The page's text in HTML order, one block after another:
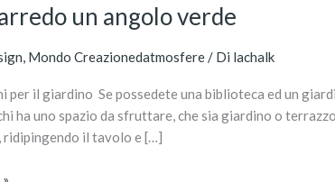
un angolo verde
, Mondo Creazionedatmosfere/ Di lachalk
per il giardino Se possedete una biblioteca ed un
ha uno spazio da sfruttare, che sia giardino o
ridipingendo il tavolo e […]